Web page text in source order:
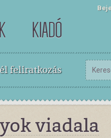
KIADÓ
feliratkozás
viadala